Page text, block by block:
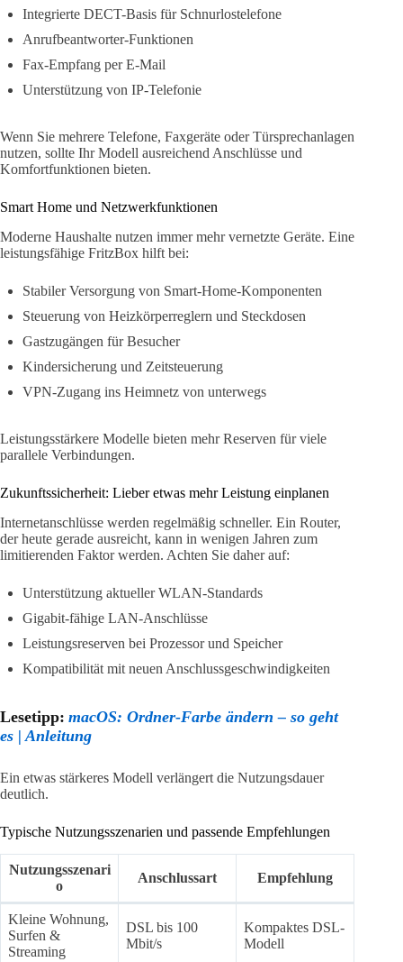
Integrierte DECT-Basis für Schnurlostelefone
Anrufbeantworter-Funktionen
Fax-Empfang per E-Mail
Unterstützung von IP-Telefonie
Wenn Sie mehrere Telefone, Faxgeräte oder Türsprechanlagen
nutzen, sollte Ihr Modell ausreichend Anschlüsse und
Komfortfunktionen bieten.
Smart Home und Netzwerkfunktionen
Moderne Haushalte nutzen immer mehr vernetzte Geräte. Eine
leistungsfähige FritzBox hilft bei:
Stabiler Versorgung von Smart-Home-Komponenten
Steuerung von Heizkörperreglern und Steckdosen
Gastzugängen für Besucher
Kindersicherung und Zeitsteuerung
VPN-Zugang ins Heimnetz von unterwegs
Leistungsstärkere Modelle bieten mehr Reserven für viele
parallele Verbindungen.
Zukunftssicherheit: Lieber etwas mehr Leistung einplanen
Internetanschlüsse werden regelmäßig schneller. Ein Router,
der heute gerade ausreicht, kann in wenigen Jahren zum
limitierenden Faktor werden. Achten Sie daher auf:
Unterstützung aktueller WLAN-Standards
Gigabit-fähige LAN-Anschlüsse
Leistungsreserven bei Prozessor und Speicher
Kompatibilität mit neuen Anschlussgeschwindigkeiten
Lesetipp: macOS: Ordner-Farbe ändern – so geht
es | Anleitung
Ein etwas stärkeres Modell verlängert die Nutzungsdauer
deutlich.
Typische Nutzungsszenarien und passende Empfehlungen
Nutzungsszenari
o
Anschlussart Empfehlung
Kleine Wohnung,
Surfen &
Streaming
DSL bis 100
Mbit/s
Kompaktes DSL-
Modell